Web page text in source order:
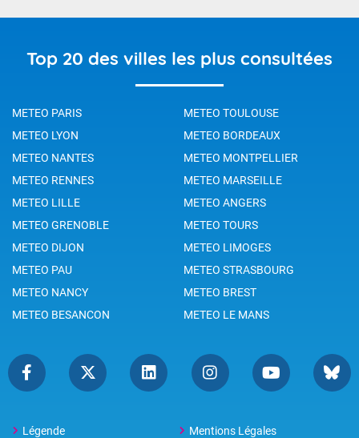
Top 20 des villes les plus consultées
METEO PARIS
METEO TOULOUSE
METEO LYON
METEO BORDEAUX
METEO NANTES
METEO MONTPELLIER
METEO RENNES
METEO MARSEILLE
METEO LILLE
METEO ANGERS
METEO GRENOBLE
METEO TOURS
METEO DIJON
METEO LIMOGES
METEO PAU
METEO STRASBOURG
METEO NANCY
METEO BREST
METEO BESANCON
METEO LE MANS
Légende
Mentions Légales